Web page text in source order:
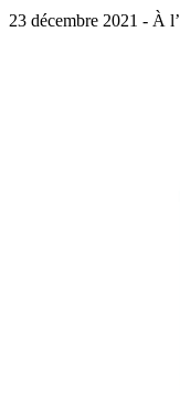
23 décembre 2021 - À